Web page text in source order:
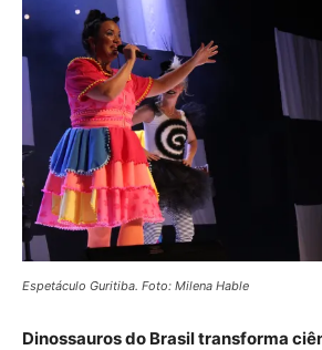
Espetáculo Guritiba. Foto: Milena Hable
Dinossauros do Brasil transforma